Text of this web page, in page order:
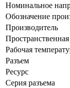
Номинальное
Обозначение
Производитель
Рабочая
Разъем
Ресурс
Серия разъема